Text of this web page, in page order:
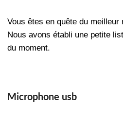
Vous êtes en quête du
Nous avons établi une petite
du moment.
Microphone usb